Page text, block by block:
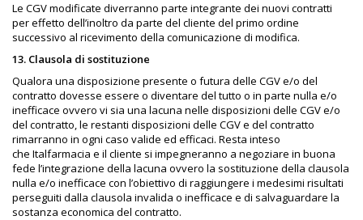
Le CGV modificate diverranno parte integrante dei nuovi contratti
per effetto dell’inoltro da parte del cliente del primo ordine
successivo al ricevimento della comunicazione di modifica.
13. Clausola di sostituzione
Qualora una disposizione presente o futura delle CGV e/o del
contratto dovesse essere o diventare del tutto o in parte nulla e/o
inefficace ovvero vi sia una lacuna nelle disposizioni delle CGV e/o
del contratto, le restanti disposizioni delle CGV e del contratto
rimarranno in ogni caso valide ed efficaci. Resta inteso
che Italfarmacia e il cliente si impegneranno a negoziare in buona
fede l’integrazione della lacuna ovvero la sostituzione della clausola
nulla e/o inefficace con l’obiettivo di raggiungere i medesimi risultati
perseguiti dalla clausola invalida o inefficace e di salvaguardare la
sostanza economica del contratto.